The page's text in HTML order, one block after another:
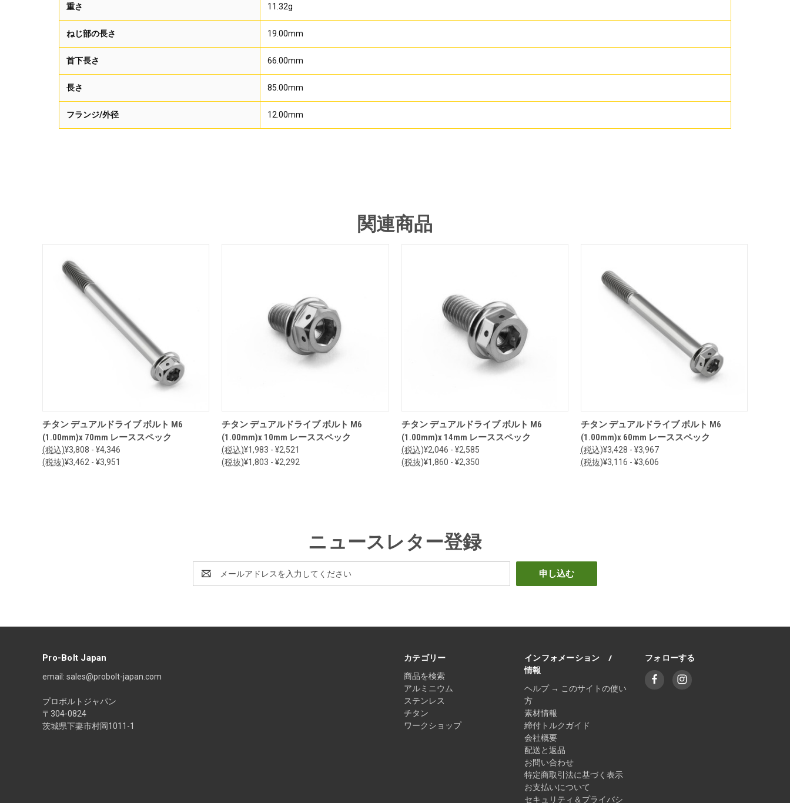
重さ 11.32g
ねじ部の長さ 19.00mm
首下長さ 66.00mm
長さ 85.00mm
フランジ/外径 12.00mm
関連商品
オプションを見る
チタン デュアルドライブ ボルト M6
(1.00mm)x 70mm レーススペック
¥3,808 - ¥4,346
(税込)
¥3,462 - ¥3,951
(税抜)
オプションを見る
チタン デュアルドライブ ボルト M6
(1.00mm)x 10mm レーススペック
¥1,983 - ¥2,521
(税込)
¥1,803 - ¥2,292
(税抜)
オプションを見る
チタン デュアルドライブ ボルト M6
(1.00mm)x 14mm レーススペック
¥2,046 - ¥2,585
(税込)
¥1,860 - ¥2,350
(税抜)
オプションを見る
チタン デュアルドライブ ボルト M6
(1.00mm)x 60mm レーススペック
¥3,428 - ¥3,967
(税込)
¥3,116 - ¥3,606
(税抜)
ニュースレター登録
ド
カテゴリー
商品を検索
アルミニウム
ステンレス
チタン
ワークショップ
インフォメーション /
情報
ヘルプ → このサイトの使い
方
素材情報
締付トルクガイド
会社概要
配送と返品
お問い合わせ
特定商取引法に基づく表示
お支払いについて
セキュリティ＆プライバシ
フォローする
Pro-Bolt Japan
email: sales@probolt-japan.com
プロボルトジャパン
〒304-0824
茨城県下妻市村岡1011-1